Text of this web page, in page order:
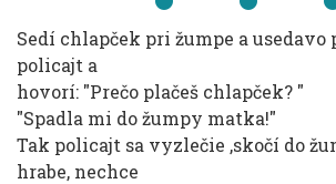
Sedí chlapček pri žumpe a usedavo
policajt a
hovorí: "Prečo plačeš chlapček? "
"Spadla mi do žumpy matka!"
Tak policajt sa vyzlečie ,skočí do
hrabe, nechce